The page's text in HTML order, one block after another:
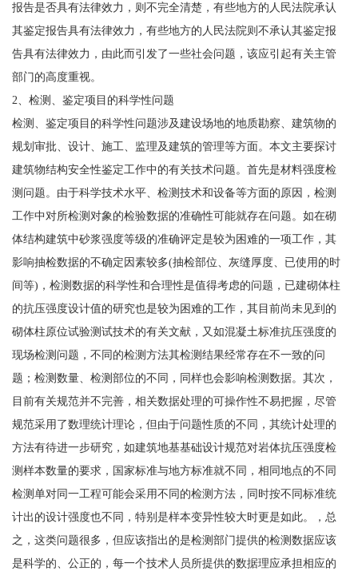
报告是否具有法律效力，则不完全清楚，有些地方的人民法院承认
其鉴定报告具有法律效力，有些地方的人民法院则不承认其鉴定报
告具有法律效力，由此而引发了一些社会问题，该应引起有关主管
部门的高度重视。
2、检测、鉴定项目的科学性问题
检测、鉴定项目的科学性问题涉及建设场地的地质勘察、建筑物的
规划审批、设计、施工、监理及建筑的管理等方面。本文主要探讨
建筑物结构安全性鉴定工作中的有关技术问题。首先是材料强度检
测问题。由于科学技术水平、检测技术和设备等方面的原因，检测
工作中对所检测对象的检验数据的准确性可能就存在问题。如在砌
体结构建筑中砂浆强度等级的准确评定是较为困难的一项工作，其
影响抽检数据的不确定因素较多(抽检部位、灰缝厚度、已使用的时
间等)，检测数据的科学性和合理性是值得考虑的问题，已建砌体柱
的抗压强度设计值的研究也是较为困难的工作，其目前尚未见到的
砌体柱原位试验测试技术的有关文献，又如混凝土标准抗压强度的
现场检测问题，不同的检测方法其检测结果经常存在不一致的问
题；检测数量、检测部位的不同，同样也会影响检测数据。其次，
目前有关规范并不完善，相关数据处理的可操作性不易把握，尽管
规范采用了数理统计理论，但由于问题性质的不同，其统计处理的
方法有待进一步研究，如建筑地基基础设计规范对岩体抗压强度检
测样本数量的要求，国家标准与地方标准就不同，相同地点的不同
检测单对同一工程可能会采用不同的检测方法，同时按不同标准统
计出的设计强度也不同，特别是样本变异性较大时更是如此。，总
之，这类问题很多，但应该指出的是检测部门提供的检测数据应该
是科学的、公正的，每一个技术人员所提供的数据理应承担相应的